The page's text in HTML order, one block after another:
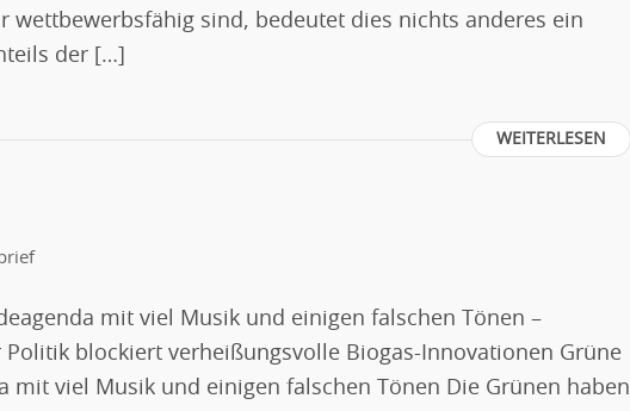
wettbewerbsfähig sind, bedeutet dies nichts anderes ein
der […]
WEITERLESEN
mit viel Musik und einigen falschen Tönen –
Politik blockiert verheißungsvolle Biogas-Innovationen Grüne
mit viel Musik und einigen falschen Tönen Die Grünen haben